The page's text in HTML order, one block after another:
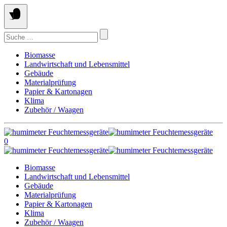
Springe
zum
Inhalt
Suchen
nach:
Biomasse
Landwirtschaft und Lebensmittel
Gebäude
Materialprüfung
Papier & Kartonagen
Klima
Zubehör / Waagen
0
Biomasse
Landwirtschaft und Lebensmittel
Gebäude
Materialprüfung
Papier & Kartonagen
Klima
Zubehör / Waagen